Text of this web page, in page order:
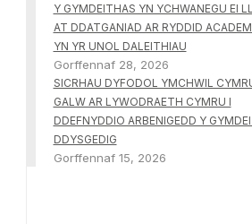
Y GYMDEITHAS YN YCHWANEGU EI
AT DDATGANIAD AR RYDDID
YN YR UNOL DALEITHIAU
Gorffennaf 28, 2026
SICRHAU DYFODOL YMCHWIL
GALW AR LYWODRAETH CYMRU I
DDEFNYDDIO ARBENIGEDD Y
DDYSGEDIG
Gorffennaf 15, 2026